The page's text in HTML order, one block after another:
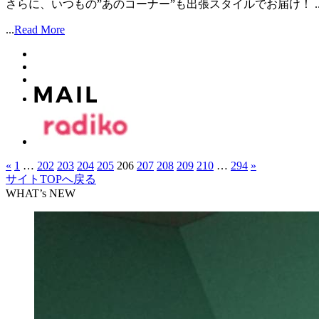
さらに、いつもの”あのコーナー”も出張スタイルでお届け！
...Read More
« 1 … 202 203 204 205 206 207 208 209 210 … 294 »
サイトTOPへ戻る
WHAT’s NEW